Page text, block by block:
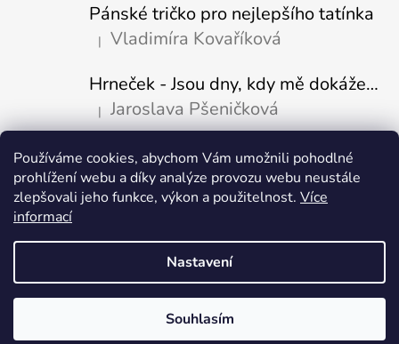
Používáme cookies, abychom Vám umožnili pohodlné
prohlížení webu a díky analýze provozu webu neustále
zlepšovali jeho funkce, výkon a použitelnost. Více
informací
Nastavení
Souhlasím
Pánské tričko pro nejlepšího tatínka
Hodnocení produktu je 5 z 5 hvězdiček.
| Vladimíra Kovaříková
Hrneček - Jsou dny, kdy mě dokáže nasrat i vzduch-naštvaný pejsek
Hodnocení produktu je 5 z 5 hvězdiček.
| Jaroslava Pšeničková
Přijímáme online platby
Copyright 2026Fajn-potisk.cz. Všechna práva vyhrazena.Upravit
nastavení cookies